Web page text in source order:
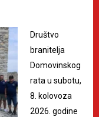
Društvo
branitelja
Domovinskog
rata u subotu,
8. kolovoza
2026. godine